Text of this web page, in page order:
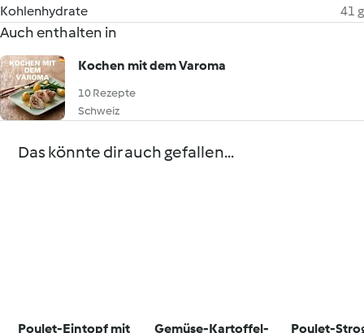
Kohlenhydrate
41 g
Auch enthalten in
Kochen mit dem Varoma
10 Rezepte
Schweiz
Das könnte dir auch gefallen...
Poulet-Eintopf mit Gemüse-Kartoffel- Poulet-